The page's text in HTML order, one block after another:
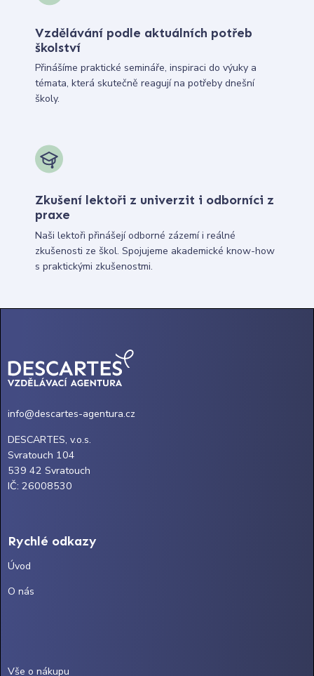
Vzdělávání podle aktuálních potřeb
školství
Přinášíme praktické semináře, inspiraci do výuky a
témata, která skutečně reagují na potřeby dnešní
školy.
Zkušení lektoři z univerzit i odborníci z
praxe
Naši lektoři přinášejí odborné zázemí i reálné
zkušenosti ze škol. Spojujeme akademické know-how
s praktickými zkušenostmi.
info@descartes-agentura.cz
DESCARTES, v.o.s.
Svratouch 104
539 42 Svratouch
IČ: 26008530
Rychlé odkazy
Úvod
O nás
Vše o nákupu